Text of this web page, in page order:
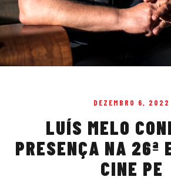
DEZEMBRO 6, 2022
LUÍS MELO
PRESENÇA NA 26ª
CINE PE